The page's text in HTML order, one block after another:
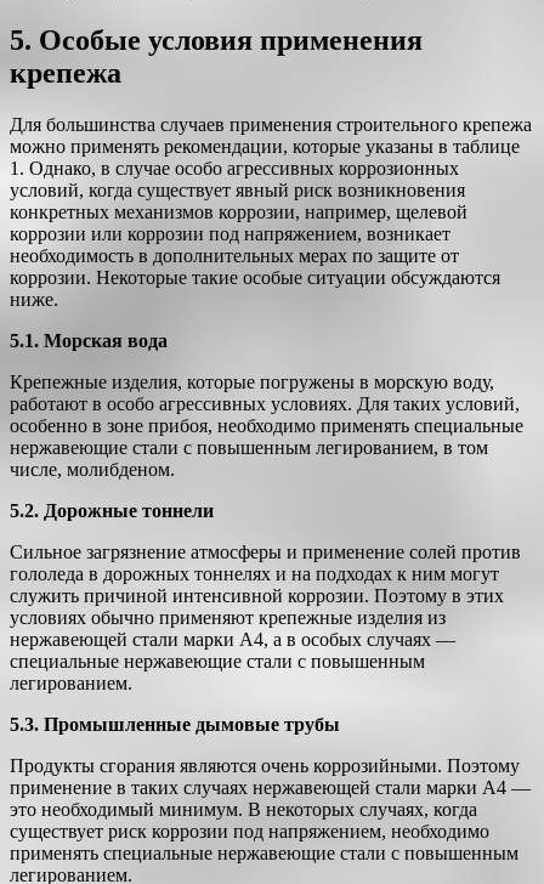
5. Особые условия применения
крепежа
Для большинства случаев применения строительного крепежа
можно применять рекомендации, которые указаны в таблице
1. Однако, в случае особо агрессивных коррозионных
условий, когда существует явный риск возникновения
конкретных механизмов коррозии, например, щелевой
коррозии или коррозии под напряжением, возникает
необходимость в дополнительных мерах по защите от
коррозии. Некоторые такие особые ситуации обсуждаются
ниже.
5.1. Морская вода
Крепежные изделия, которые погружены в морскую воду,
работают в особо агрессивных условиях. Для таких условий,
особенно в зоне прибоя, необходимо применять специальные
нержавеющие стали с повышенным легированием, в том
числе, молибденом.
5.2. Дорожные тоннели
Сильное загрязнение атмосферы и применение солей против
гололеда в дорожных тоннелях и на подходах к ним могут
служить причиной интенсивной коррозии. Поэтому в этих
условиях обычно применяют крепежные изделия из
нержавеющей стали марки А4, а в особых случаях —
специальные нержавеющие стали с повышенным
легированием.
5.3. Промышленные дымовые трубы
Продукты сгорания являются очень коррозийными. Поэтому
применение в таких случаях нержавеющей стали марки А4 —
это необходимый минимум. В некоторых случаях, когда
существует риск коррозии под напряжением, необходимо
применять специальные нержавеющие стали с повышенным
легированием.